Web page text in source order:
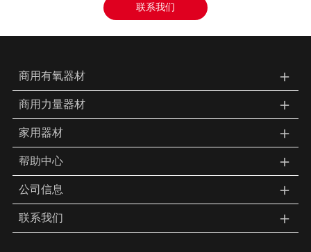
联系我们
商用有氧器材 ＋
商用力量器材 ＋
家用器材 ＋
帮助中心 ＋
公司信息 ＋
联系我们 ＋